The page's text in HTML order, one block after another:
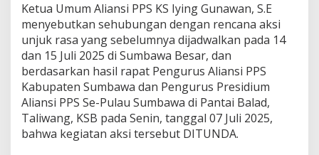
Ketua Umum Aliansi PPS KS Iying Gunawan, S.E
menyebutkan sehubungan dengan rencana aksi
unjuk rasa yang sebelumnya dijadwalkan pada 14
dan 15 Juli 2025 di Sumbawa Besar, dan
berdasarkan hasil rapat Pengurus Aliansi PPS
Kabupaten Sumbawa dan Pengurus Presidium
Aliansi PPS Se-Pulau Sumbawa di Pantai Balad,
Taliwang, KSB pada Senin, tanggal 07 Juli 2025,
bahwa kegiatan aksi tersebut DITUNDA.